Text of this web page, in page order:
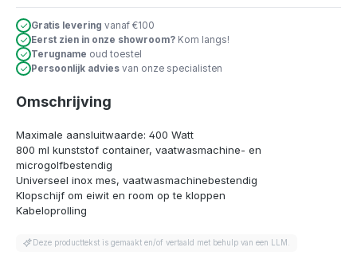
Gratis levering vanaf €100
Eerst zien in onze showroom? Kom langs!
Terugname oud toestel
Persoonlijk advies van onze specialisten
Omschrijving
Maximale aansluitwaarde: 400 Watt
800 ml kunststof container, vaatwasmachine- en
microgolfbestendig
Universeel inox mes, vaatwasmachinebestendig
Klopschijf om eiwit en room op te kloppen
Kabeloprolling
Deze producttekst is gemaakt en/of vertaald met behulp van een LLM.